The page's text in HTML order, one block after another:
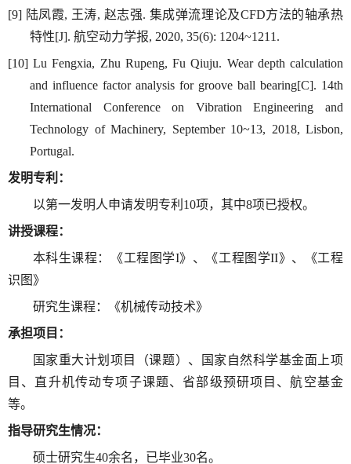
[9] 陆凤霞, 王涛, 赵志强. 集成弹流理论及CFD方法的轴承热
特性[J]. 航空动力学报, 2020, 35(6): 1204~1211.
[10] Lu Fengxia, Zhu Rupeng, Fu Qiuju. Wear depth calculation
and influence factor analysis for groove ball bearing[C]. 14th
International Conference on Vibration Engineering and
Technology of Machinery, September 10~13, 2018, Lisbon,
Portugal.
发明专利：
以第一发明人申请发明专利 10项，其中8项已授权。
讲授课程：
本科生课程：
《工程图学I》、《工程图学II》、《工程
识图》
研究生课程：《机械传动技术》
承担项目：
国家重大计划项目（课题） 、 国家自然科学基金面上项
目、直升机传动专项子课题、省部级预研项目、航空基金
等。
指导研究生情况：
硕士研究生40余名，已毕业30名。